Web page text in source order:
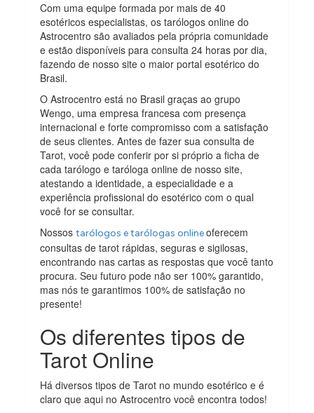
Com uma equipe formada por mais de 40
esotéricos especialistas, os tarólogos online do
Astrocentro são avaliados pela própria comunidade
e estão disponíveis para consulta 24 horas por dia,
fazendo de nosso site o maior portal esotérico do
Brasil.
O Astrocentro está no Brasil graças ao grupo
Wengo, uma empresa francesa com presença
internacional e forte compromisso com a satisfação
de seus clientes. Antes de fazer sua consulta de
Tarot, você pode conferir por si próprio a ficha de
cada tarólogo e taróloga online de nosso site,
atestando a identidade, a especialidade e a
experiência profissional do esotérico com o qual
você for se consultar.
Nossostarólogos e tarólogas onlineoferecem
consultas de tarot rápidas, seguras e sigilosas,
encontrando nas cartas as respostas que você tanto
procura. Seu futuro pode não ser 100% garantido,
mas nós te garantimos 100% de satisfação no
presente!
Os diferentes tipos de
Tarot Online
Há diversos tipos de Tarot no mundo esotérico e é
claro que aqui no Astrocentro você encontra todos!